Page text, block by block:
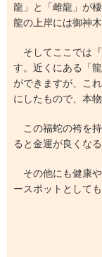
龍」と「雌龍」が
龍の上岸には御神
そしてここでは『
す。近くにある「
ができますが、こ
にしたもので、本
この福蛇の袴を
ると金運が良くなる
その他にも健康や
ースポットとして